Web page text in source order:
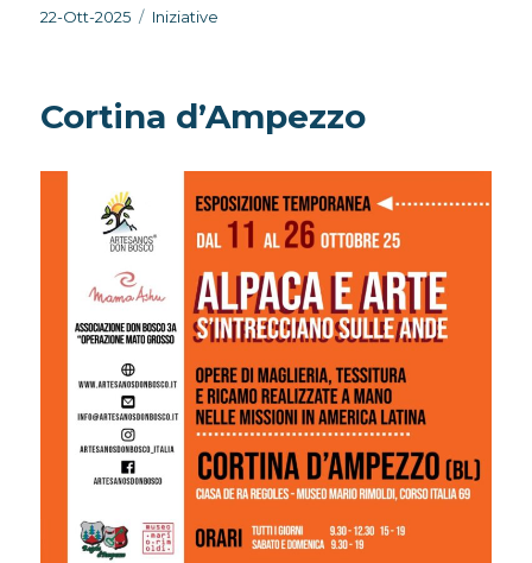
Pubblicato
22-Ott-2025 Categorie
Iniziative
Cortina d’Ampezzo